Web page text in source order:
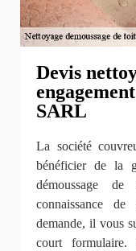
Devis
SARL
La société
bénéficier de la
démoussage
connaissance
demande, il vous
court